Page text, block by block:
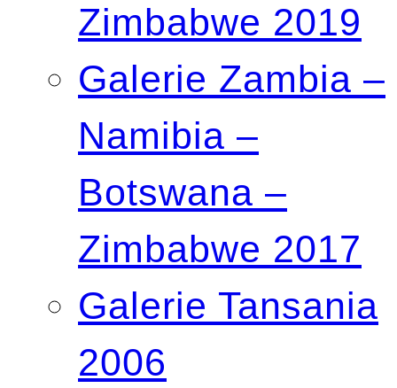
Zimbabwe 2019
Galerie Zambia –
Namibia –
Botswana –
Zimbabwe 2017
Galerie Tansania
2006